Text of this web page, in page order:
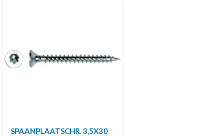
SPAANPLAATSCHR. 3,5X30